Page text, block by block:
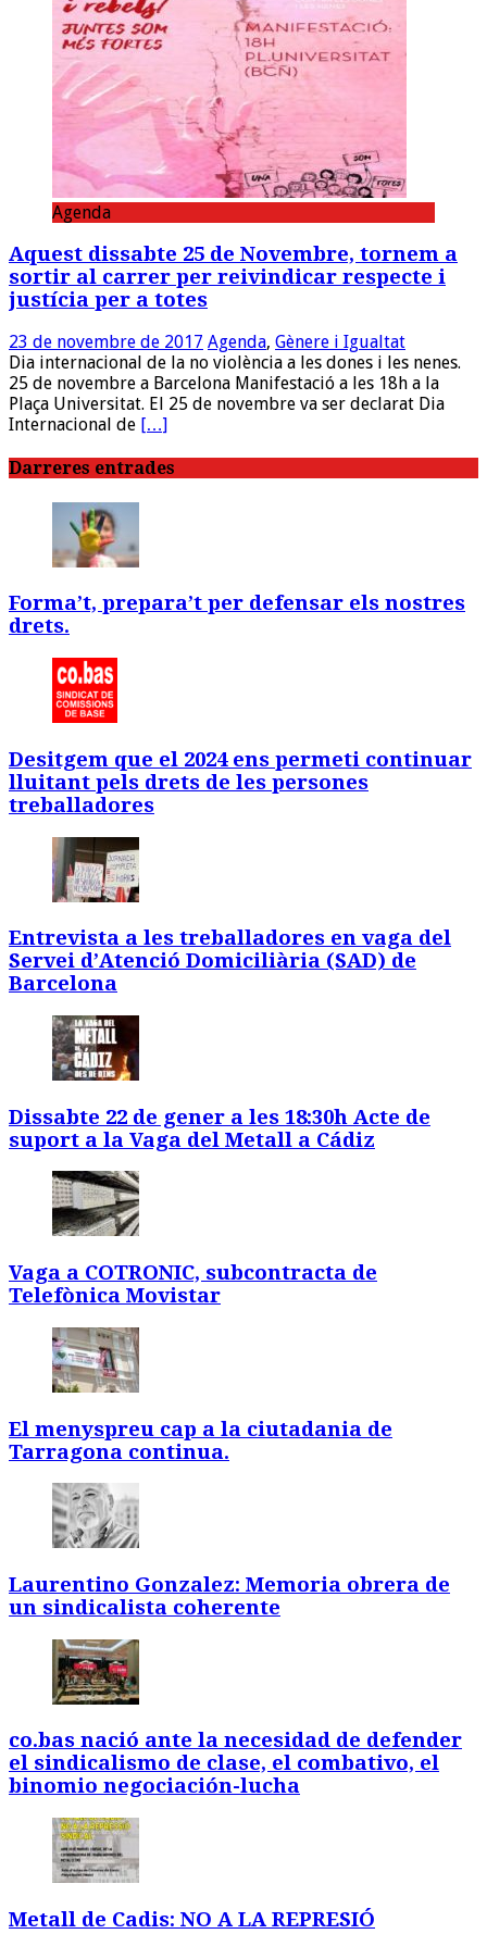
Agenda
Aquest dissabte 25 de Novembre, tornem a
sortir al carrer per reivindicar respecte i
justícia per a totes
23 de novembre de 2017 Agenda, Gènere i Igualtat
Dia internacional de la no violència a les dones i les nenes.
25 de novembre a Barcelona Manifestació a les 18h a la
Plaça Universitat. El 25 de novembre va ser declarat Dia
Internacional de […]
Darreres entrades
Forma’t, prepara’t per defensar els nostres
drets.
Desitgem que el 2024 ens permeti continuar
lluitant pels drets de les persones
treballadores
Entrevista a les treballadores en vaga del
Servei d’Atenció Domiciliària (SAD) de
Barcelona
Dissabte 22 de gener a les 18:30h Acte de
suport a la Vaga del Metall a Cádiz
Vaga a COTRONIC, subcontracta de
Telefònica Movistar
El menyspreu cap a la ciutadania de
Tarragona continua.
Laurentino Gonzalez: Memoria obrera de
un sindicalista coherente
co.bas nació ante la necesidad de defender
el sindicalismo de clase, el combativo, el
binomio negociación-lucha
Metall de Cadis: NO A LA REPRESIÓ